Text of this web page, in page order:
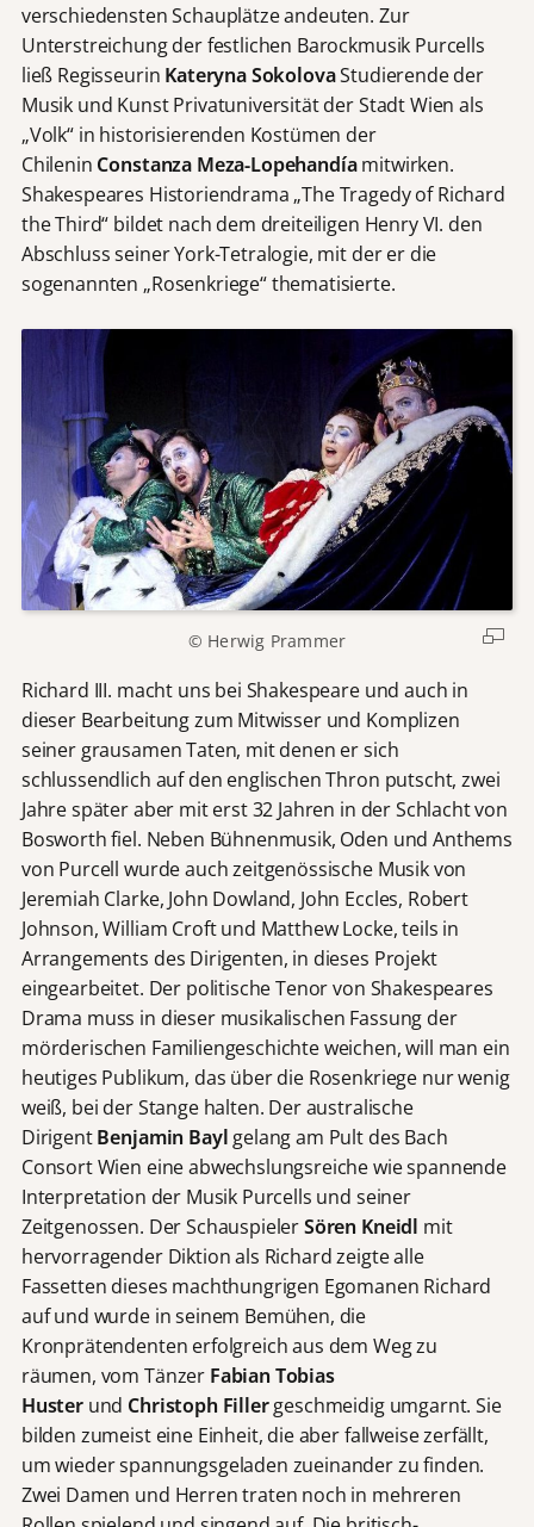
verschiedensten Schauplätze andeuten. Zur
Unterstreichung der festlichen Barockmusik Purcells
ließ Regisseurin Kateryna SokolovaStudierende der
Musik und Kunst Privatuniversität der Stadt Wien als
„Volk“ in historisierenden Kostümen der
Chilenin Constanza Meza-Lopehandíamitwirken.
Shakespeares Historiendrama „The Tragedy of Richard
the Third“ bildet nach dem dreiteiligen Henry VI. den
Abschluss seiner York-Tetralogie, mit der er die
sogenannten „Rosenkriege“ thematisierte.
© Herwig Prammer
Richard III. macht uns bei Shakespeare und auch in
dieser Bearbeitung zum Mitwisser und Komplizen
seiner grausamen Taten, mit denen er sich
schlussendlich auf den englischen Thron putscht, zwei
Jahre später aber mit erst 32 Jahren in der Schlacht von
Bosworth fiel. Neben Bühnenmusik, Oden und Anthems
von Purcell wurde auch zeitgenössische Musik von
Jeremiah Clarke, John Dowland, John Eccles, Robert
Johnson, William Croft und Matthew Locke, teils in
Arrangements des Dirigenten, in dieses Projekt
eingearbeitet. Der politische Tenor von Shakespeares
Drama muss in dieser musikalischen Fassung der
mörderischen Familiengeschichte weichen, will man ein
heutiges Publikum, das über die Rosenkriege nur wenig
weiß, bei der Stange halten. Der australische
DirigentBenjamin Bayl gelang am Pult des Bach
Consort Wien eine abwechslungsreiche wie spannende
Interpretation der Musik Purcells und seiner
Zeitgenossen. Der SchauspielerSören Kneidl mit
hervorragender Diktion als Richard zeigte alle
Fassetten dieses machthungrigen Egomanen Richard
auf und wurde in seinem Bemühen, die
Kronprätendenten erfolgreich aus dem Weg zu
räumen, vom Tänzer Fabian Tobias
Husterund Christoph Fillergeschmeidig umgarnt. Sie
bilden zumeist eine Einheit, die aber fallweise zerfällt,
um wieder spannungsgeladen zueinander zu finden.
Zwei Damen und Herren traten noch in mehreren